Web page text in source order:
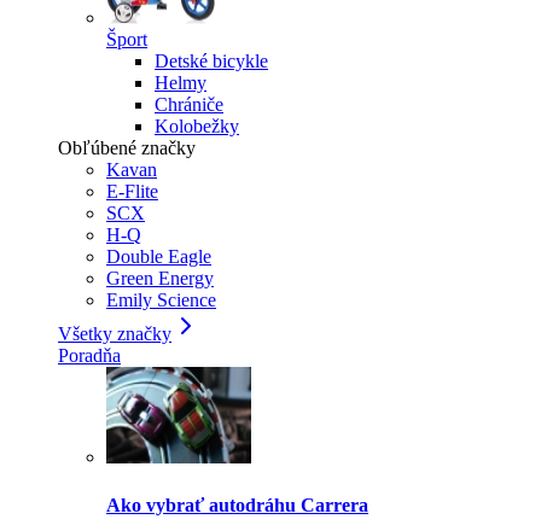
Šport
Detské bicykle
Helmy
Chrániče
Kolobežky
Obľúbené značky
Kavan
E-Flite
SCX
H-Q
Double Eagle
Green Energy
Emily Science
Všetky značky
Poradňa
Ako vybrať autodráhu Carrera